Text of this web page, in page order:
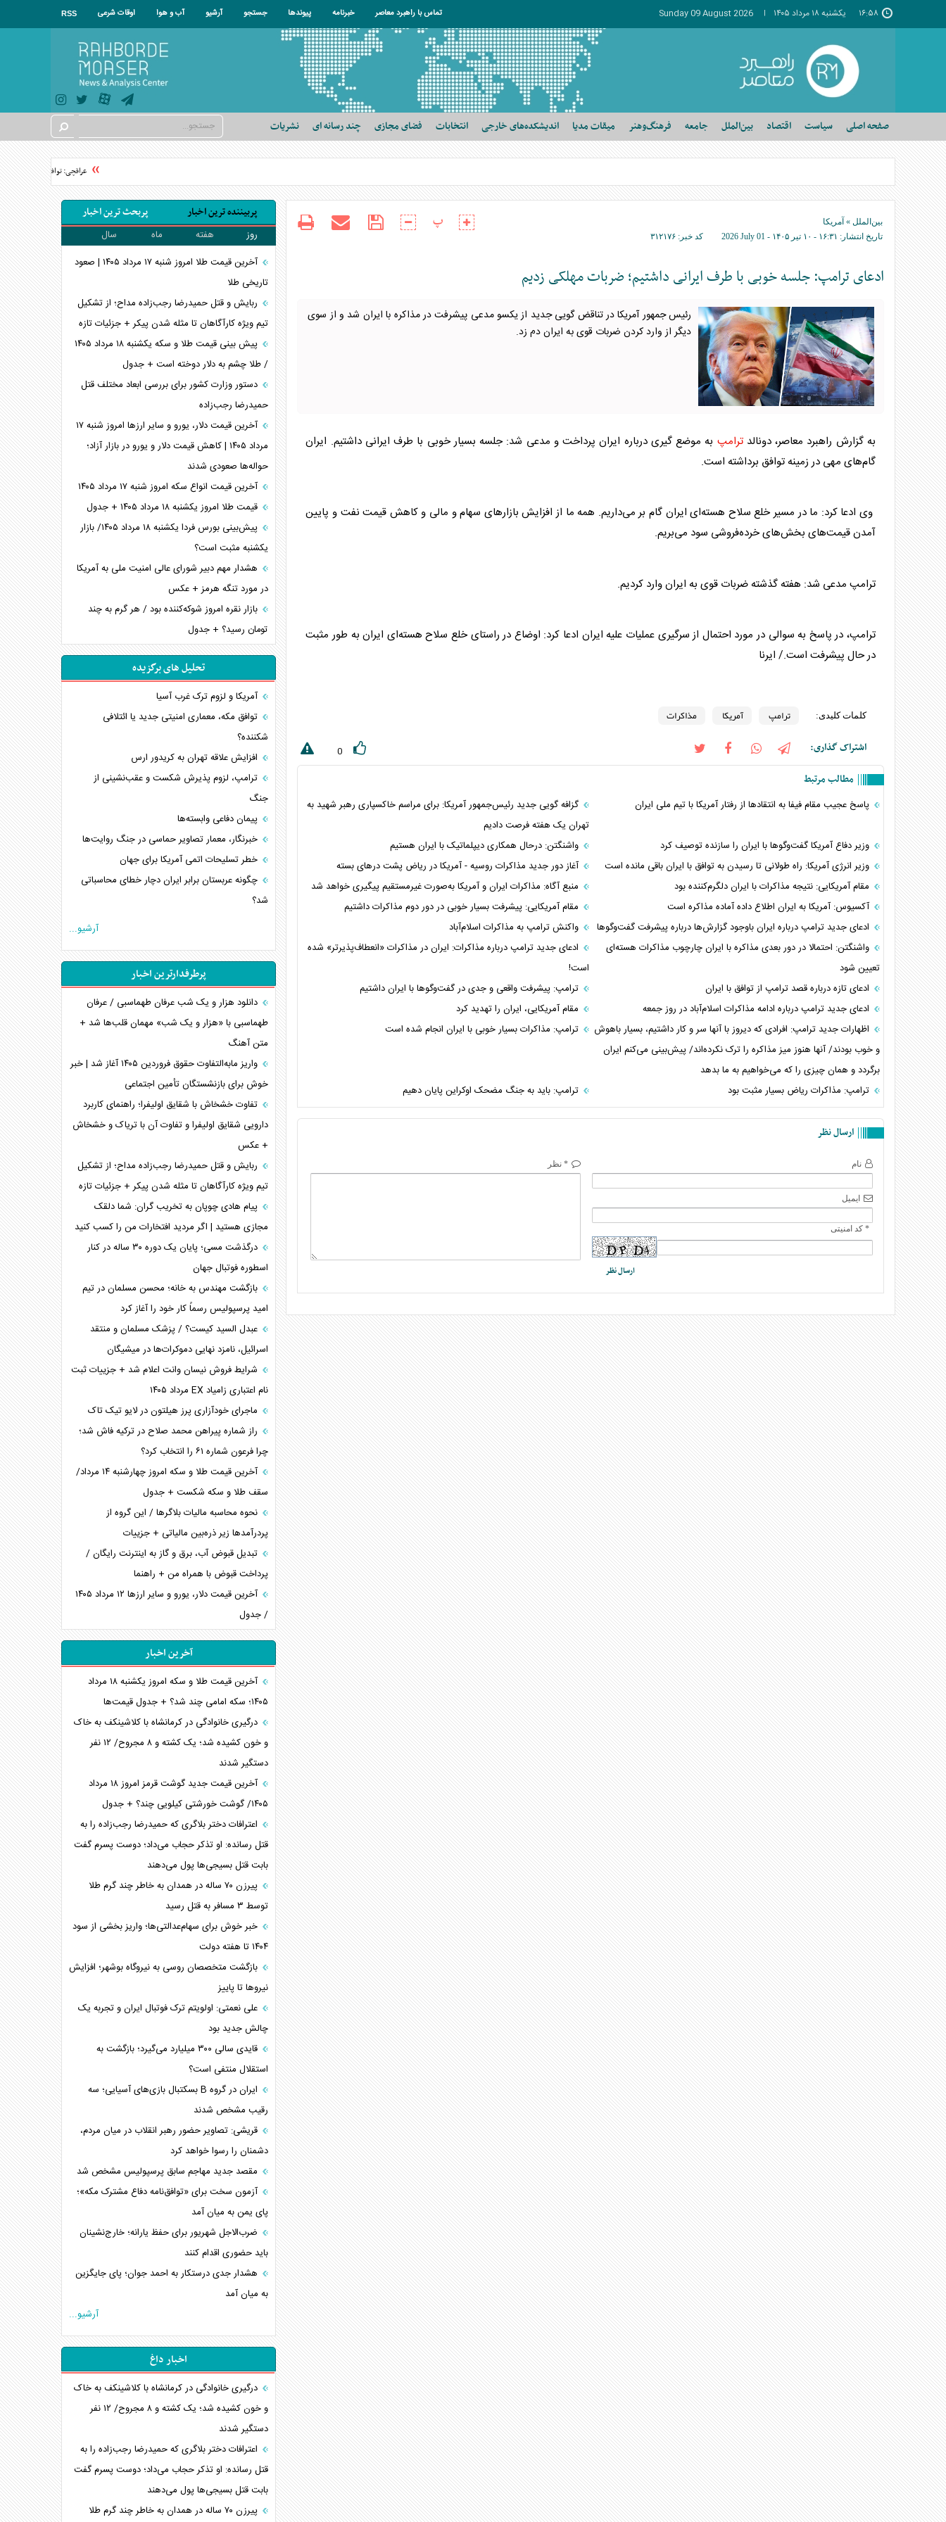
۱۶:۵۸ يکشنبه ۱۸ مرداد ۱۴۰۵ Sunday 09 August 2026 تماس با راهبرد معاصر خبرنامه پیوندها جستجو آرشیو آب و هوا اوقات شرعی RSS
صفحه اصلی سیاست اقتصاد بین‌الملل جامعه فرهنگ‌وهنر میقات مدیا اندیشکده‌های خارجی انتخابات فضای مجازی چند رسانه ای نشریات
عراقچی: توافق با عمان نزدیک است/ سهم ۱۱ درصدی ایران از
بین‌الملل » آمریکا
تاریخ انتشار: ۱۶:۳۱ - ۱۰ تير ۱۴۰۵ - 2026 July 01 کد خبر: ۳۱۲۱۷۶
پ
ادعای ترامپ: جلسه خوبی با طرف ایرانی داشتیم؛ ضربات مهلکی زدیم
رئیس جمهور آمریکا در تناقض گویی جدید از یکسو مدعی پیشرفت در مذاکره با ایران شد و از سوی
دیگر از وارد کردن ضربات قوی به ایران دم زد.
به گزارش راهبرد معاصر، دونالدترامپ به موضع گیری درباره ایران پرداخت و مدعی شد: جلسه بسیار خوبی با طرف ایرانی داشتیم. ایران
گام‌های مهی در زمینه توافق برداشته است.
وی ادعا کرد: ما در مسیر خلع سلاح هسته‌ای ایران گام بر می‌داریم. همه ما از افزایش بازار‌های سهام و مالی و کاهش قیمت نفت و پایین
آمدن قیمت‌های بخش‌های خرده‌فروشی سود می‌بریم.
ترامپ مدعی شد: هفته گذشته ضربات قوی به ایران وارد کردیم.
ترامپ، در پاسخ به سوالی در مورد احتمال از سرگیری عملیات علیه ایران ادعا کرد: اوضاع در راستای خلع سلاح هسته‌ای ایران به طور مثبت
در حال پیشرفت است./ ایرنا
کلمات کلیدی: ترامپ آمریکا مذاکرات
اشتراک گذاری: 0
مطالب مرتبط
پاسخ عجیب مقام فیفا به انتقادها از رفتار آمریکا با تیم ملی ایران
گزافه گویی جدید رئیس‌جمهور آمریکا: برای مراسم خاکسپاری رهبر شهید به
تهران یک هفته فرصت دادیم
وزیر دفاع آمریکا گفت‌و‌گو‌ها با ایران را سازنده توصیف کرد
واشنگتن: درحال همکاری دیپلماتیک با ایران هستیم
وزیر انرژی آمریکا: راه طولانی تا رسیدن به توافق با ایران باقی مانده است
آغاز دور جدید مذاکرات روسیه - آمریکا در ریاض پشت در‌های بسته
مقام آمریکایی: نتیجه مذاکرات با ایران دلگرم‌کننده بود
منبع آگاه: مذاکرات ایران و آمریکا به‌صورت غیرمستقیم پیگیری خواهد شد
آکسیوس: آمریکا به ایران اطلاع داده آماده مذاکره است
مقام آمریکایی: پیشرفت بسیار خوبی در دور دوم مذاکرات داشتیم
ادعای جدید ترامپ درباره ایران باوجود گزارش‌ها درباره پیشرفت گفت‌و‌گو‌ها
واکنش ترامپ به مذاکرات اسلام‌آباد
واشنگتن: احتمالا در دور بعدی مذاکره با ایران چارچوب مذاکرات هسته‌ای
تعیین شود
ادعای جدید ترامپ درباره مذاکرات: ایران در مذاکرات «انعطاف‌پذیرتر» شده
است!
ادعای تازه درباره قصد ترامپ از توافق با ایران
ترامپ: پیشرفت واقعی و جدی در گفت‌و‌گو‌ها با ایران داشتیم
ادعای جدید ترامپ درباره ادامه مذاکرات اسلام‌آباد در روز جمعه
مقام آمریکایی، ایران را تهدید کرد
اظهارات جدید ترامپ: افرادی که دیروز با آنها سر و کار داشتیم، بسیار باهوش
و خوب بودند/ آنها هنوز میز مذاکره را ترک نکرده‌اند/ پیش‌بینی می‌کنم ایران
برگردد و همان چیزی را که می‌خواهیم به ما بدهد
ترامپ: مذاکرات بسیار خوبی با ایران انجام شده است
ترامپ: مذاکرات ریاض بسیار مثبت بود ترامپ: باید به جنگ مضحک اوکراین پایان دهیم
ارسال نظر
نام
ایمیل
* کد امنیتی
* نظر
پربیننده ترین اخبار پربحث ترین اخبار
روز هفته ماه
سال
آخرین قیمت طلا امروز شنبه ۱۷ مرداد ۱۴۰۵ | صعود
تاریخی طلا
ربایش و قتل حمیدرضا رجب‌زاده مداح؛ از تشکیل
تیم ویژه کارآگاهان تا مثله شدن پیکر + جزئیات تازه
پیش بینی قیمت طلا و سکه یکشنبه ۱۸ مرداد ۱۴۰۵
/ طلا چشم به دلار دوخته است + جدول
دستور وزارت کشور برای بررسی ابعاد مختلف قتل
حمیدرضا رجب‌زاده
آخرین قیمت دلار، یورو و سایر ارز‌ها امروز شنبه ۱۷
مرداد ۱۴۰۵ | کاهش قیمت دلار و یورو در بازار آزاد؛
حواله‌ها صعودی شدند
آخرین قیمت انواع سکه امروز شنبه ۱۷ مرداد ۱۴۰۵
قیمت طلا امروز یکشنبه ۱۸ مرداد ۱۴۰۵ + جدول
پیش‌بینی بورس فردا یکشنبه ۱۸ مرداد ۱۴۰۵/ بازار
یکشنبه مثبت است؟
هشدار مهم دبیر شورای عالی امنیت ملی به آمریکا
در مورد تنگه هرمز + عکس
بازار نقره امروز شوکه‌کننده بود / هر گرم به چند
تومان رسید؟ + جدول
تحلیل های برگزیده
آمریکا و لزوم ترک غرب آسیا
توافق مکه، معماری امنیتی جدید یا ائتلافی
شکننده؟
افزایش علاقه تهران به کریدور ارس
ترامپ، لزوم پذیرش شکست و عقب‌نشینی از
جنگ
پیمان دفاعی‌ وابسته‌ها
خبرنگار، معمار تصاویر حماسی در جنگ روایت‌ها
خطر تسلیحات اتمی آمریکا برای جهان
چگونه عربستان برابر ایران دچار خطای محاسباتی
شد؟
جاده ابریشم فضایی/ نفوذ راهبردی و فرازمینی
انصارالله و تثبیت معادله «محاصره برابر محاصره»
خبرنگار، خط مقدم جبهه روایت و پاسدار انسجام
ملی
مصالحه نافرجام سعودی – اماراتی
محدودیت صادرات نفت عربستان
پشت‌پرده خشم ترامپ از رسانه‌های منتقد
چگونه مقاومت صحنه جنگ را تغییر می‌دهد؟
جنگ رمضان و معضل حضور نظامیان آمریکایی
تحلیل جامع پدیده تراستی‌ها
تأثیر جنگ ایران و آمریکا بر اقتصاد جهانی
تخریب پل‌ها در اوکراین و فروپاشی روایت دوگانه
غرب
اربعین، کابوس مشترک تل‌آویو-واشنگتن
آرشیو...
پرطرفدارترین اخبار
دانلود هزار و یک شب عرفان طهماسبی / عرفان
طهماسبی با «هزار و یک شب» مهمان قلب‌ها شد +
متن آهنگ
واریز مابه‌التفاوت حقوق فروردین ۱۴۰۵ آغاز شد | خبر
خوش برای بازنشستگان تأمین اجتماعی
تفاوت خشخاش با شقایق اولیفرا؛ راهنمای کاربرد
دارویی شقایق اولیفرا و تفاوت آن با تریاک و خشخاش
+ عکس
ربایش و قتل حمیدرضا رجب‌زاده مداح؛ از تشکیل
تیم ویژه کارآگاهان تا مثله شدن پیکر + جزئیات تازه
پیام هادی چوپان به تخریب گران: شما دلقک
مجازی هستید | اگر مردید افتخارات من را کسب کنید
درگذشت مسی؛ پایان یک دوره ۳۰ ساله در کنار
اسطوره فوتبال جهان
بازگشت مهندس به خانه؛ محسن مسلمان در تیم
امید پرسپولیس رسماً کار خود را آغاز کرد
عبدل السید کیست؟ / پزشک مسلمان و منتقد
اسرائیل، نامزد نهایی دموکرات‌ها در میشیگان
شرایط فروش نیسان وانت اعلام شد + جزییات ثبت
نام اعتباری زامیاد EX مرداد ۱۴۰۵
ماجرای خودآزاری پرز هیلتون در لایو تیک تاک
راز شماره پیراهن محمد صلاح در ترکیه فاش شد؛
چرا فرعون شماره ۶۱ را انتخاب کرد؟
آخرین قیمت طلا و سکه امروز چهارشنبه ۱۴ مرداد/
سقف طلا و سکه شکست + جدول
نحوه محاسبه مالیات بلاگر‌ها / این گروه از
پردرآمد‌ها زیر ذره‌بین مالیاتی + جزییات
تبدیل قبوض آب، برق و گاز به اینترنت رایگان /
پرداخت قبوض با همراه من + راهنما
آخرین قیمت دلار، یورو و سایر ارز‌ها ۱۲ مرداد ۱۴۰۵
/ جدول
آخرین اخبار
آخرین قیمت طلا و سکه امروز یکشنبه ۱۸ مرداد
۱۴۰۵؛ سکه امامی چند شد؟ + جدول قیمت‌ها
درگیری خانوادگی در کرمانشاه با کلاشینکف به خاک
و خون کشیده شد؛ یک کشته و ۸ مجروح/ ۱۲ نفر
دستگیر شدند
آخرین قیمت جدید گوشت قرمز امروز ۱۸ مرداد
۱۴۰۵/ گوشت خورشتی کیلویی چند؟ + جدول
اعترافات دختر بلاگری که حمیدرضا رجب‌زاده را به
قتل رسانده: او تذکر حجاب می‌داد؛ دوست پسرم گفت
بابت قتل بسیجی‌ها پول می‌دهند
پیرزن ۷۰ ساله در همدان به خاطر چند گرم طلا
توسط ۳ مسافر به قتل رسید
خبر خوش برای سهام‌عدالتی‌ها؛ واریز بخشی از سود
۱۴۰۴ تا هفته دولت
بازگشت متخصصان روسی به نیروگاه بوشهر؛ افزایش
نیروها تا پاییز
علی نعمتی: اولویتم ترک فوتبال ایران و تجربه یک
چالش جدید بود
قایدی سالی ۳۰۰ میلیارد می‌گیرد؛ بازگشت به
استقلال منتفی است؟
ایران در گروه B بسکتبال بازی‌های آسیایی؛ سه
رقیب مشخص شدند
قریشی: تصاویر حضور رهبر انقلاب در میان مردم،
دشمنان را رسوا خواهد کرد
مقصد جدید مهاجم سابق پرسپولیس مشخص شد
آزمون سخت برای «توافق‌نامه دفاع مشترک مکه»؛
پای یمن به میان آمد
ضرب‌الاجل شهریور برای حفظ یارانه؛ خارج‌نشینان
باید حضوری اقدام کنند
هشدار جدی درستکار به احمد جوان؛ پای جایگزین
به میان آمد
آرشیو...
اخبار داغ
درگیری خانوادگی در کرمانشاه با کلاشینکف به خاک
و خون کشیده شد؛ یک کشته و ۸ مجروح/ ۱۲ نفر
دستگیر شدند
اعترافات دختر بلاگری که حمیدرضا رجب‌زاده را به
قتل رسانده: او تذکر حجاب می‌داد؛ دوست پسرم گفت
بابت قتل بسیجی‌ها پول می‌دهند
پیرزن ۷۰ ساله در همدان به خاطر چند گرم طلا